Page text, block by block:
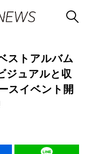
ストアルバム
ジュアルと収
スイベント開